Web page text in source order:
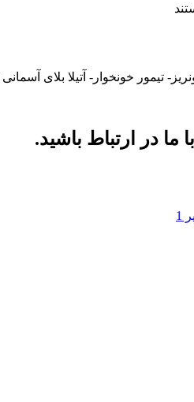
تیمور خونخوار- آتیلا بلای
ما در ارتباط باشید.